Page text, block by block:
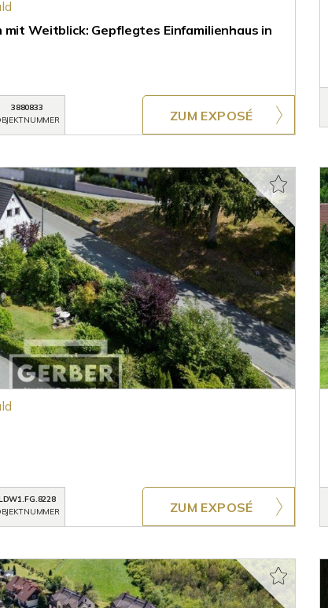
mit Weitblick: Gepflegtes Einfamilienhaus in
3880833
ZUM EXPOSÉ
ZUM EXPOSÉ